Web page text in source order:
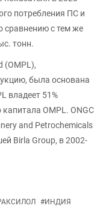
потребления ПС и
сравнению с тем же
тонн.
(OMPL),
была основана
владеет 51%
OMPL. ONGC
and Petrochemicals
Birla Group, в 2002-
#ИНДИЯ